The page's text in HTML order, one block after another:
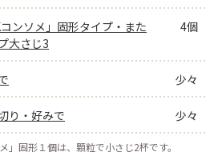
コンソメ」固形タイプ・また
大さじ3
4個
少々
り・好みで 少々
」固形１個は、顆粒で小さじ2杯です。